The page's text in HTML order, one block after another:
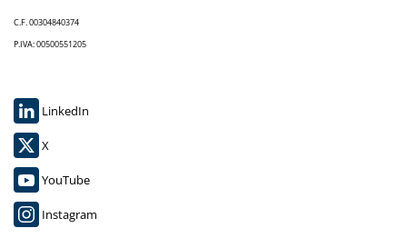
C.F. 00304840374
P.IVA: 00500551205
LinkedIn
X
YouTube
Instagram